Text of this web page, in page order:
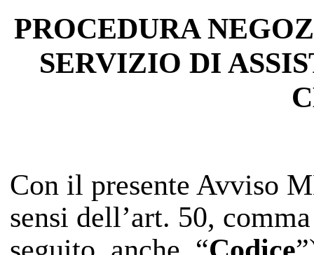
PROCEDURA
SERVIZIO DI
Con il presente Avviso
sensi dell’art. 50,